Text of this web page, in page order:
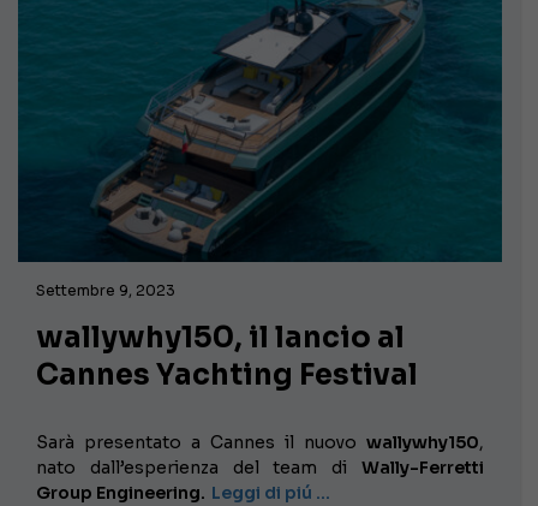
Settembre 9, 2023
wallywhy150, il lancio al
Cannes Yachting Festival
Sarà presentato a Cannes il nuovo wallywhy150,
nato dall’esperienza del team di Wally-Ferretti
Group Engineering. Leggi di piú …